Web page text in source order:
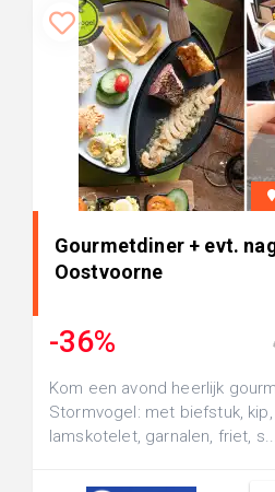
Gourmetdiner + evt.
Oostvoorne
-36%
Kom een avond heerlijk
Stormvogel: met biefstuk, kip,
lamskotelet, garnalen, friet, s...